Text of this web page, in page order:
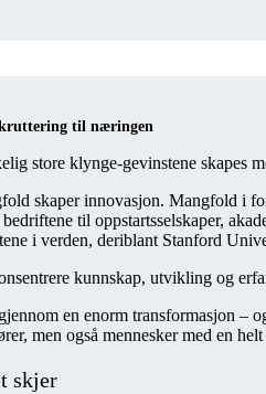
til næringen
store klynge-gevinstene skapes
skaper innovasjon. Mangfold i
bedriftene til oppstartsselskaper,
i verden, deriblant Stanford
kunnskap, utvikling og
en enorm transformasjon –
men også mennesker med en
skjer